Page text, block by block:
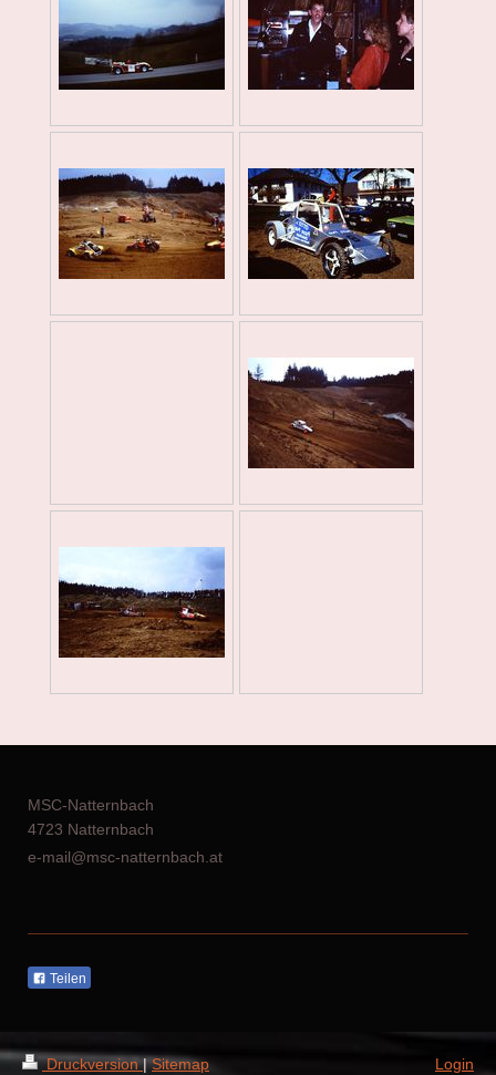
MSC-Natternbach
4723 Natternbach
e-mail@msc-natternbach.at
Teilen
Druckversion| Sitemap Login